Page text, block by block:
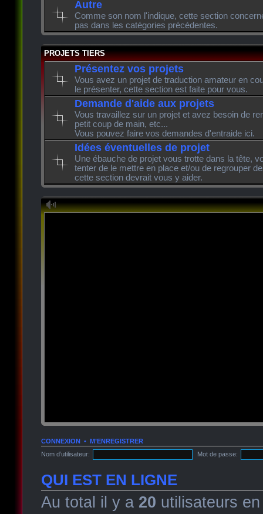
Autre
Comme son nom l'indique, cette section
pas dans les catégories précédentes.
PROJETS TIERS
Présentez vos projets
Vous avez un projet de traduction amateur en
le présenter, cette section est faite pour vous.
Demande d'aide aux projets
Vous travaillez sur un projet et avez besoin de
petit coup de main, etc...
Vous pouvez faire vos demandes d'entraide ici.
Idées éventuelles de projet
Une ébauche de projet vous trotte dans la tête,
tenter de le mettre en place et/ou de regrouper
cette section devrait vous y aider.
CONNEXION • M’ENREGISTRER
Nom d’utilisateur:
Mot de passe:
QUI EST EN LIGNE
Au total il y a 20 utilisateurs